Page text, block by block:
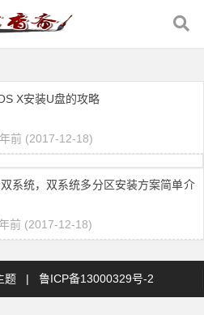
X安装U盘的攻略
前 (2017-12-18)
系统，双系统多分区安装方案简单介
前 (2017-12-18)
题 | 鲁ICP备13000329号-2